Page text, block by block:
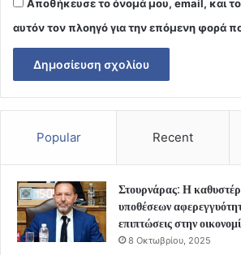
Αποθήκευσε το όνομά μου, email, και
αυτόν τον πλοηγό για την επόμενη φορά
Popular Recent
Στουρνάρας: Η
υποθέσεων
επιπτώσεις στην
8 Οκτωβρίου, 2025